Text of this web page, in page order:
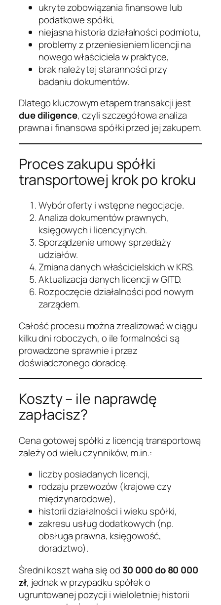
ukryte zobowiązania finansowe lub
podatkowe spółki,
niejasna historia działalności podmiotu,
problemy z przeniesieniem licencji na
nowego właściciela w praktyce,
brak należytej staranności przy
badaniu dokumentów.
Dlatego kluczowym etapem transakcji jest
due diligence, czyli szczegółowa analiza
prawna i finansowa spółki przed jej zakupem.
Proces zakupu spółki
transportowej krok po kroku
Wybór oferty i wstępne negocjacje.
Analiza dokumentów prawnych,
księgowych i licencyjnych.
Sporządzenie umowy sprzedaży
udziałów.
Zmiana danych właścicielskich w KRS.
Aktualizacja danych licencji w GITD.
Rozpoczęcie działalności pod nowym
zarządem.
Całość procesu można zrealizować w ciągu
kilku dni roboczych, o ile formalności są
prowadzone sprawnie i przez
doświadczonego doradcę.
Koszty – ile naprawdę
zapłacisz?
Cena gotowej spółki z licencją transportową
zależy od wielu czynników, m.in.:
liczby posiadanych licencji,
rodzaju przewozów (krajowe czy
międzynarodowe),
historii działalności i wieku spółki,
zakresu usług dodatkowych (np.
obsługa prawna, księgowość,
doradztwo).
Średni koszt waha się od 30 000 do 80 000
zł, jednak w przypadku spółek o
ugruntowanej pozycji i wieloletniej historii